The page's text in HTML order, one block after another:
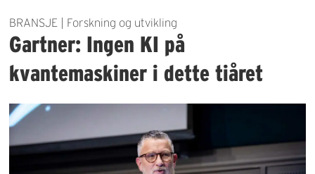
BRANSJE | Forskning og utvikling
Gartner: Ingen KI på
kvantemaskiner i dette tiåret